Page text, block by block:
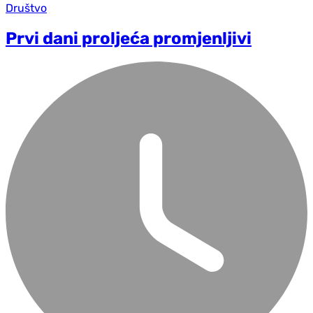
Društvo
Prvi dani proljeća promjenljivi